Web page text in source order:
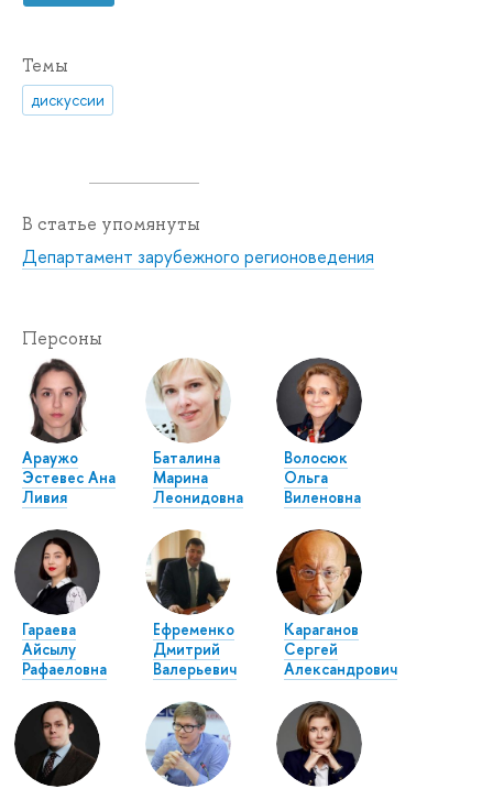
Темы
дискуссии
В статье упомянуты
Департамент зарубежного регионоведения
Персоны
Араужо
Эстевес Ана
Ливия
Баталина
Марина
Леонидовна
Волосюк
Ольга
Виленовна
Гараева
Айсылу
Рафаеловна
Ефременко
Дмитрий
Валерьевич
Караганов
Сергей
Александрович